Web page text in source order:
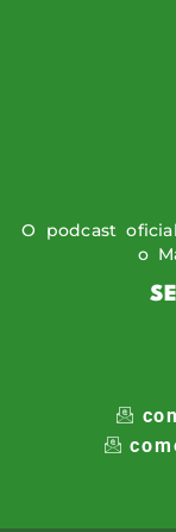
O podcast
o